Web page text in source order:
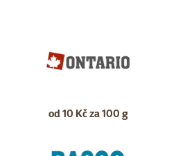
od 10 Kč za 100 g